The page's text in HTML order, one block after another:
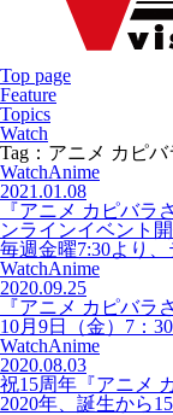
Top page
Feature
Topics
Watch
Tag：アニメ カピバ
WatchAnime
2021.01.08
『アニメ カピバ
ンラインイベント開
毎週金曜7:30より
WatchAnime
2020.09.25
『アニメ カピバラ
10月9日（金）7：
WatchAnime
2020.08.03
祝15周年『アニメ
2020年、誕生から